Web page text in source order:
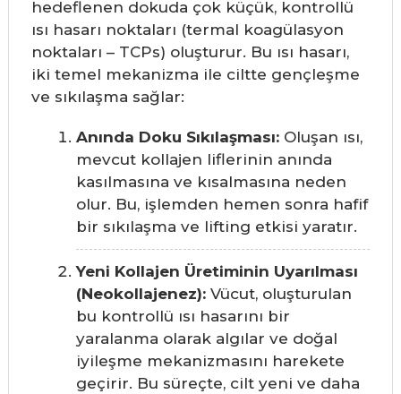
hedeflenen dokuda çok küçük, kontrollü
ısı hasarı noktaları (termal koagülasyon
noktaları – TCPs) oluşturur. Bu ısı hasarı,
iki temel mekanizma ile ciltte gençleşme
ve sıkılaşma sağlar:
Anında Doku Sıkılaşması:Oluşan ısı,
mevcut kollajen liflerinin anında
kasılmasına ve kısalmasına neden
olur. Bu, işlemden hemen sonra hafif
bir sıkılaşma ve lifting etkisi yaratır.
Yeni Kollajen Üretiminin Uyarılması
(Neokollajenez):Vücut, oluşturulan
bu kontrollü ısı hasarını bir
yaralanma olarak algılar ve doğal
iyileşme mekanizmasını harekete
geçirir. Bu süreçte, cilt yeni ve daha